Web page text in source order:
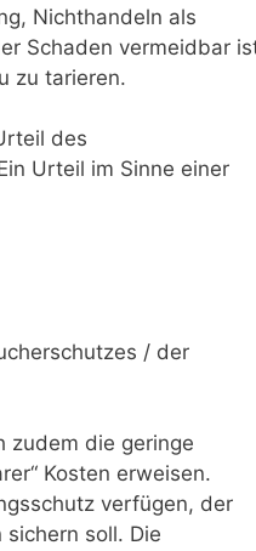
Nichthandeln als
Schaden vermeidbar
zu tarieren.
des
Urteil im Sinne einer
/ der
zudem die geringe
Kosten erweisen.
verfügen, der
soll. Die